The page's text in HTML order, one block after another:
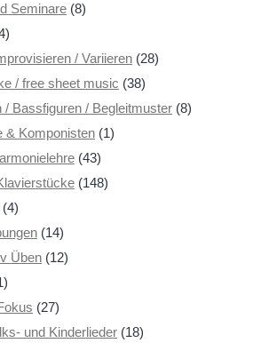
Seminare(8)
/ Variieren(28)
/ free sheet music (38)
/ Bassfiguren / Begleitmuster(8)
& Komponisten(1)
(43)
(148)
(14)
Üben(12)
(27)
und Kinderlieder(18)